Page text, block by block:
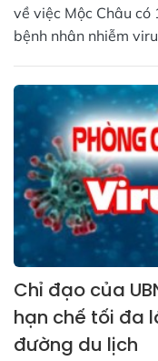
về việc Mộc Châu
bệnh nhân nhiễm
Chỉ đạo của
hạn chế tối đa
đường du lịch